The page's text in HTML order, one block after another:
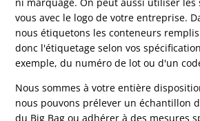
ni marquage. On peut aussi utiliser les
vous avec le logo de votre entreprise.
nous étiquetons les conteneurs
donc l'étiquetage selon vos
exemple, du numéro de lot ou d'un
Nous sommes à votre entière
nous pouvons prélever un échantillon
du Big Bag ou adhérer à des mesures